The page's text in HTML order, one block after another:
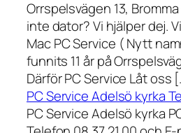
Orrspelsvägen 13,
inte dator? Vi hjälper dej.
Mac PC Service ( Nytt
funnits 11 år på
Därför PC Service Låt oss
PC Service Adelsö kyrka
PC Service Adelsö kyrka